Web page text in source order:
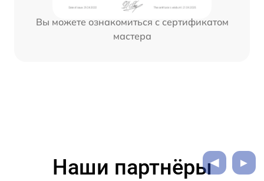
Вы можете ознакомиться с сертификатом
мастера
Наши партнёры